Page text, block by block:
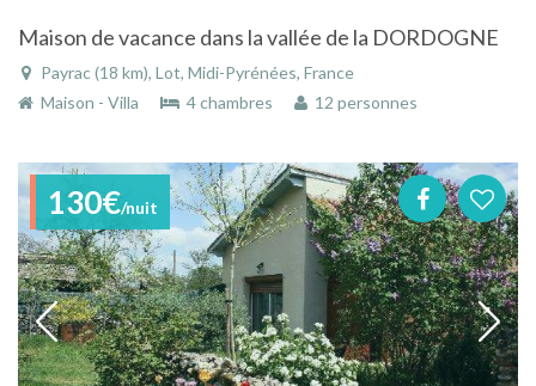
Maison de vacance dans la vallée de la DORDOGNE
Payrac (18 km), Lot, Midi-Pyrénées, France
Maison - Villa
4 chambres 12 personnes
130€/nuit